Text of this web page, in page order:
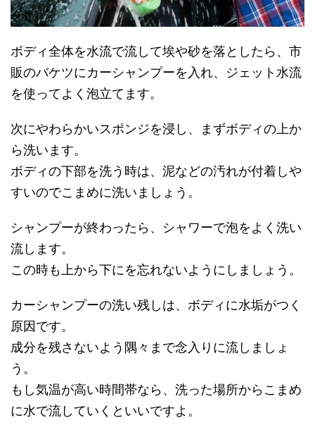
ボディ全体を水流で流して埃や砂を落としたら、市
販のバケツにカーシャンプーを入れ、ジェット水流
を使ってよく泡立てます。
次にやわらかいスポンジを浸し、まずボディの上か
ら洗います。
ボディの下部を洗う時は、泥などの汚れが付着しや
すいのでこまめに洗いましょう。
シャンプーが終わったら、シャワーで泡をよく洗い
流します。
この時も上から下にを忘れないようにしましょう。
カーシャンプーの洗い残しは、ボディに水垢がつく
原因です。
成分を残さないよう隅々まで念入りに流しましょ
う。
もし気温が高い時間帯なら、洗った場所からこまめ
に水で流していくといいですよ。